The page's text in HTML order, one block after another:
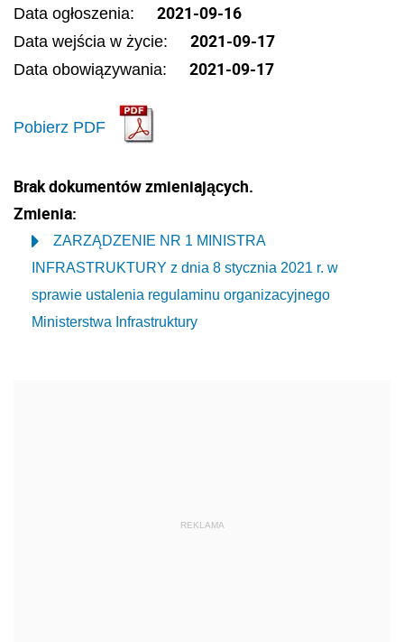
Data ogłoszenia: 2021-09-16
Data wejścia w życie: 2021-09-17
Data obowiązywania: 2021-09-17
Pobierz PDF
Brak dokumentów zmieniających.
Zmienia:
ZARZĄDZENIE NR 1 MINISTRA
INFRASTRUKTURY z dnia 8 stycznia 2021 r. w
sprawie ustalenia regulaminu organizacyjnego
Ministerstwa Infrastruktury